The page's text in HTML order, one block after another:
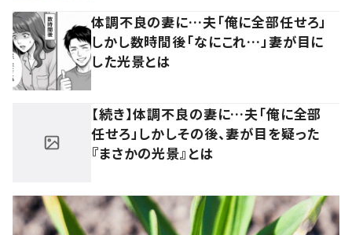
体調不良の妻に…夫「俺に全部任せろ」
しかし数時間後「なにこれ…」妻が目に
した光景とは
【続き】体調不良の妻に…夫「俺に全部
任せろ」しかしその後、妻が目を疑った
『まさかの光景』とは